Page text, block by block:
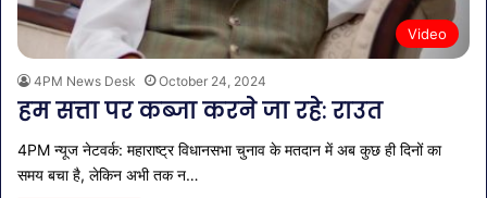
Video
4PM News Desk October 24, 2024
हम सत्ता पर कब्जा करने जा रहे: राउत
4PM न्यूज नेटवर्क: महाराष्ट्र विधानसभा चुनाव के मतदान में अब कुछ ही दिनों का
समय बचा है, लेकिन अभी तक न…